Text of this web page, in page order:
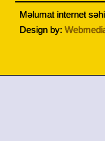
Məlumat internet
Design by: